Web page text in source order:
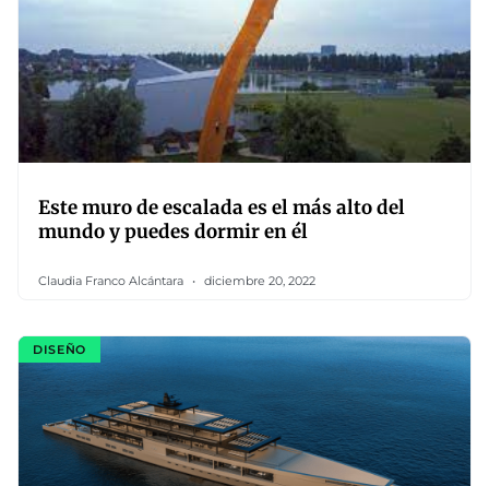
Este muro de escalada es el más alto del
mundo y puedes dormir en él
Claudia Franco Alcántara diciembre 20, 2022
DISEÑO